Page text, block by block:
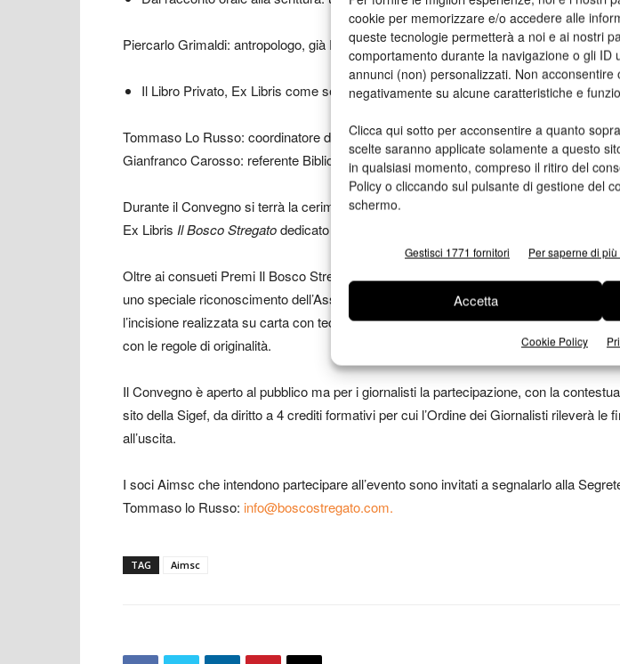
cookie per memorizzare e/o accedere alle
queste tecnologie permetterà a noi e ai nostri
comportamento durante la navigazione o gli ID
annunci (non) personalizzati. Non
negativamente su alcune caratteristiche e
Clicca qui sotto per acconsentire a quanto
scelte saranno applicate solamente a questo
in qualsiasi momento, compreso il ritiro del
Policy o cliccando sul pulsante di gestione del
schermo.
Gestisci 1771 fornitori Per saperne di
Accetta
Cookie Policy
Piercarlo Grimaldi: antropologo, già Rettore dell’Università di Scienze Gastronomiche
Il Libro Privato, Ex Libris come segno di proprietà
Tommaso Lo Russo: coordinatore di Solstizio d’Estate Onlus
Gianfranco Carosso: referente Biblioteca “Giovanni Arpino”
Durante il Convegno si terrà la cerimonia di premiazione per l’edizione 2017 del
Ex Libris Il Bosco Stregatodedicato al Libro della giungla e al Mondo Disney.
Oltre ai consueti Premi Il Bosco Stregato destinato agli artisti vincitori del concorso,
uno speciale riconoscimento dell’Associazione dei
Musei della Stampa e della Carta
l’incisione realizzata su carta con tecniche tradizionali usate da sole o in
con le regole di originalità.
Il Convegno è aperto al pubblico ma per i giornalisti la partecipazione, con la
sito della Sigef, da diritto a 4 crediti formativi per cui l’Ordine dei Giornalisti rileverà le
all’uscita.
I soci Aimsc che intendono partecipare all’evento sono invitati a segnalarlo alla
Tommaso lo Russo: info@boscostregato.com.
TAG Aimsc